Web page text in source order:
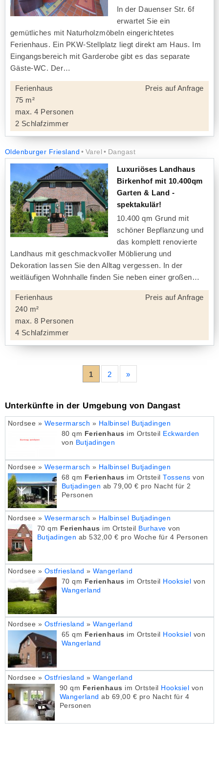
In der Dauenser Str. 6f
erwartet Sie ein
gemütliches mit Naturholzmöbeln eingerichtetes
Ferienhaus. Ein PKW-Stellplatz liegt direkt am Haus. Im
Eingangsbereich mit Garderobe gibt es das separate
Gäste-WC. Der
Ferienhaus
75 m²
max. 4 Personen
2 Schlafzimmer
Preis auf Anfrage
Oldenburger Friesland Varel Dangast
Luxuriöses Landhaus
Birkenhof mit 10.400qm
Garten & Land -
spektakulär!
10.400 qm Grund mit
schöner Bepflanzung und
das komplett renovierte
Landhaus mit geschmackvoller Möblierung und
Dekoration lassen Sie den Alltag vergessen. In der
weitläufigen Wohnhalle finden Sie neben einer großen
Ferienhaus
240 m²
max. 8 Personen
4 Schlafzimmer
Preis auf Anfrage
1 2 »
Unterkünfte in der Umgebung von Dangast
Nordsee » Wesermarsch » Halbinsel Butjadingen
80 qm Ferienhaus im Ortsteil
Eckwarden
von Butjadingen
Nordsee » Wesermarsch » Halbinsel Butjadingen
68 qm Ferienhaus im OrtsteilTossens von
Butjadingen ab 79,00 € pro Nacht für 2
Personen
Nordsee » Wesermarsch » Halbinsel Butjadingen
70 qm Ferienhaus im Ortsteil Burhave von
Butjadingen ab 532,00 € pro Woche für 4 Personen
Nordsee » Ostfriesland »Wangerland
70 qm Ferienhaus im Ortsteil Hooksiel von
Wangerland
Nordsee » Ostfriesland »Wangerland
65 qm Ferienhaus im Ortsteil Hooksiel von
Wangerland
Nordsee » Ostfriesland »Wangerland
90 qm Ferienhaus im Ortsteil Hooksiel von
Wangerland ab 69,00 € pro Nacht für 4
Personen